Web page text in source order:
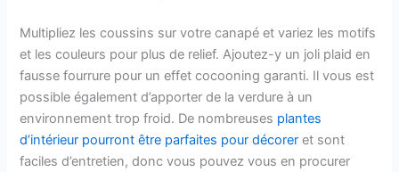
Multipliez les coussins sur votre canapé et variez les motifs
et les couleurs pour plus de relief. Ajoutez-y un joli plaid en
fausse fourrure pour un effet cocooning garanti. Il vous est
possible également d’apporter de la verdure à un
environnement trop froid. De nombreuses plantes
d’intérieur pourront être parfaites pour décorer et sont
faciles d’entretien, donc vous pouvez vous en procurer